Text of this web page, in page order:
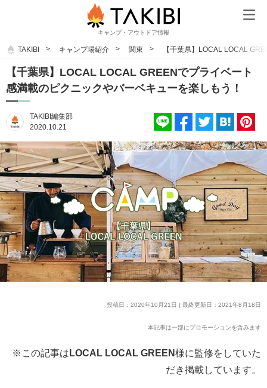
キャンプ・アウトドア情報
TAKIBI キャンプ場紹介 関東 【千葉県】LOCAL LOCAL
【千葉県】LOCAL LOCAL GREENでプライベート
感満載のピクニックやバーベキューを楽しもう！
TAKIBI編集部
2020.10.21
投稿日：2020年10月21日 | 最終更新日：2021年8月18日
本記事は一部にプロモーションを含みます
※この記事は LOCAL LOCAL GREEN様に監修をしていた
だき掲載しています。